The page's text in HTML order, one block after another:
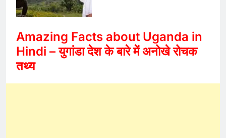
Amazing Facts about Uganda in
Hindi – युगांडा देश के बारे में अनोखे रोचक
तथ्य